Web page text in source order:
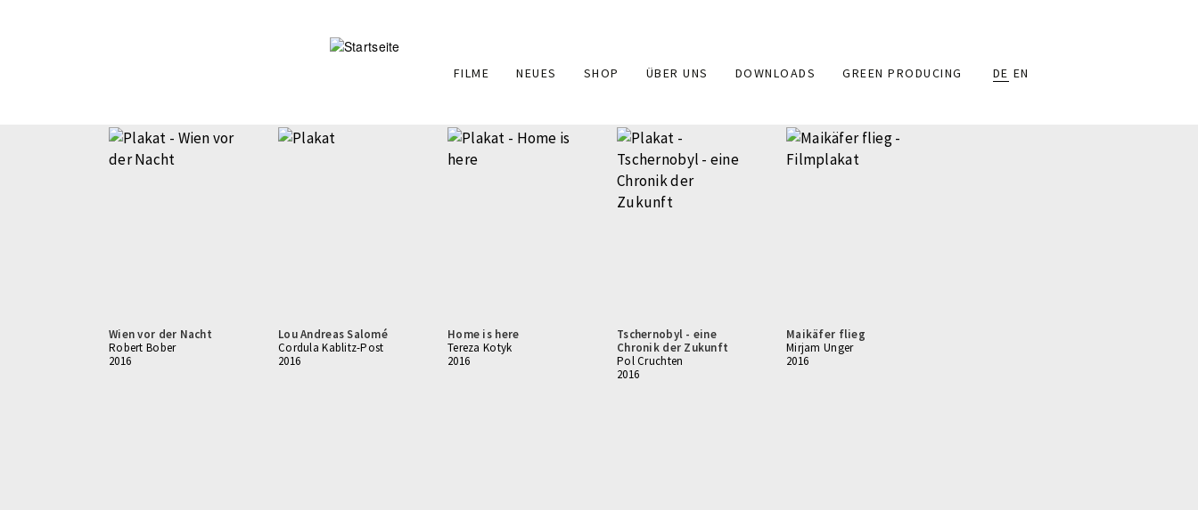
Main
FILME NEUES SHOP ÜBER UNS DOWNLOADS GREEN PRODUCING DE EN
Wien vor der Nacht
Robert Bober
2016
Lou Andreas Salomé
Cordula Kablitz-Post
2016
Home is here
Tereza Kotyk
2016
Tschernobyl - eine
Chronik der Zukunft
Pol Cruchten
2016
Maikäfer flieg
Mirjam Unger
2016